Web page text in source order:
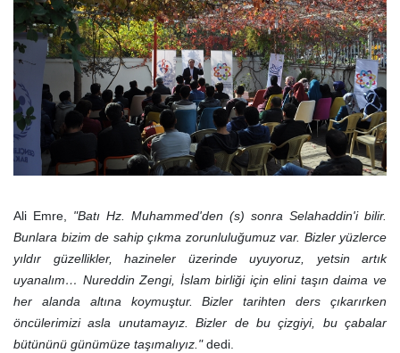
Ali Emre, "Batı Hz. Muhammed'den (s) sonra Selahaddin'i bilir.
Bunlara bizim de sahip çıkma zorunluluğumuz var. Bizler yüzlerce
yıldır güzellikler, hazineler üzerinde uyuyoruz, yetsin artık
uyanalım… Nureddin Zengi, İslam birliği için elini taşın daima ve
her alanda altına koymuştur. Bizler tarihten ders çıkarırken
öncülerimizi asla unutamayız. Bizler de bu çizgiyi, bu çabalar
bütününü günümüze taşımalıyız."dedi.